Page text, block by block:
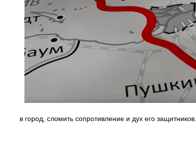
в город, сломить сопротивление и дух его защитников.